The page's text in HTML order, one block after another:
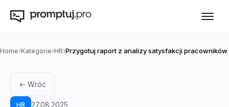
Home›Kategorie›HR›Przygotuj raport z analizy satysfakcji pracowników
← Wróć
HR 27.08.2025